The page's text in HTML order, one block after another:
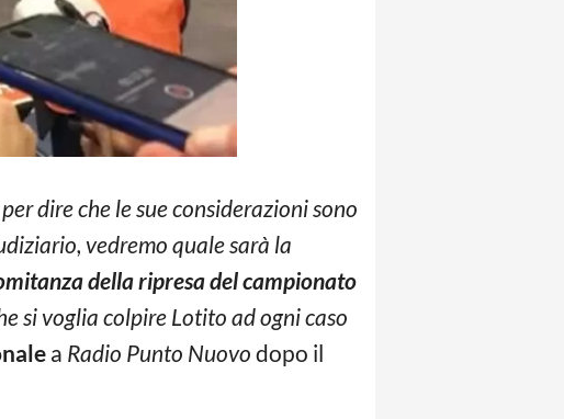
per dire che le sue considerazioni sono
vedremo quale sarà la
della ripresa del campionato
si voglia colpire Lotito ad ogni caso
a Radio Punto Nuovo dopo il